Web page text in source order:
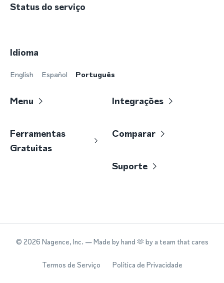
Status do serviço
Idioma
English Español Português
Menu Integrações
Ferramentas
Gratuitas
Comparar
Suporte
© 2026 Nagence, Inc. — Made by hand 🫶 by a team that cares
Termos de Serviço Política de Privacidade